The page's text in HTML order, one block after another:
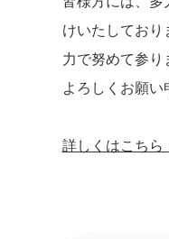
けいたしており
力で努めて参り
よろしくお願い
詳しくはこちら